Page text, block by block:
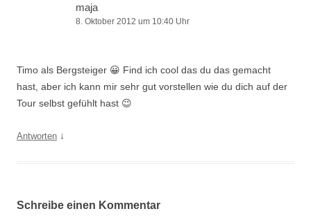
maja
8. Oktober 2012 um 10:40 Uhr
Timo als Bergsteiger 😀 Find ich cool das du das gemacht
hast, aber ich kann mir sehr gut vorstellen wie du dich auf der
Tour selbst gefühlt hast 😉
Antworten ↓
Schreibe einen Kommentar